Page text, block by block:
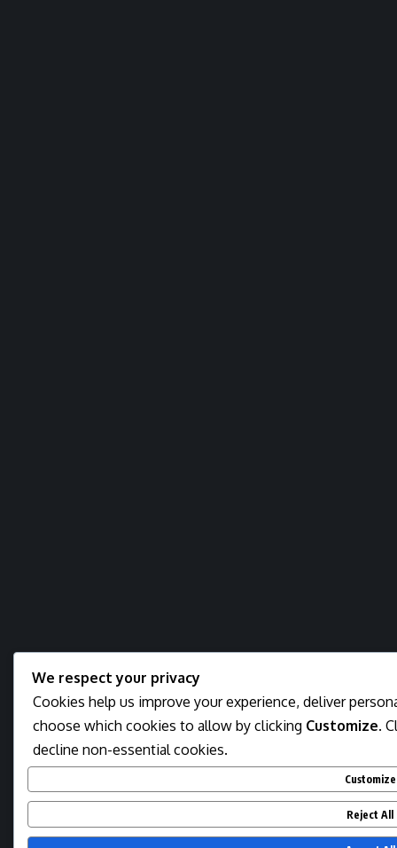
We respect your privacy
Cookies help us improve your experience, deliver
choose which cookies to allow by clicking Customize.
decline non-essential cookies.
Customize
Reject All